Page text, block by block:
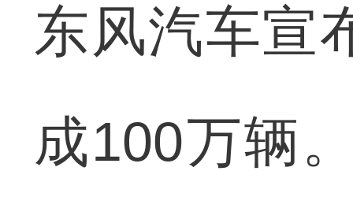
东风汽车宣
成100万辆